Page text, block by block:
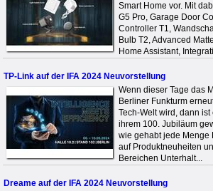
Smart Home vor. Mit
G5 Pro, Garage Door
Controller T1,
Bulb T2, Advanced
Home Assistant,
TP-Link auf der IFA 2024 Neuvorstellung
Wenn dieser Tage das
Berliner Funkturm
Tech-Welt wird, dann
ihrem 100. Jubiläum
wie gehabt jede Menge
auf Produktneuheiten
Bereichen Unterhalt...
Dreame auf der IFA 2024 Neuvorstellung